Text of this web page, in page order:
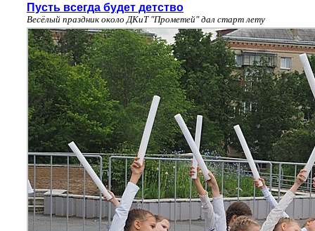
Пусть всегда будет детство
Весёлый праздник около ДКиТ "Прометей" дал старт лету